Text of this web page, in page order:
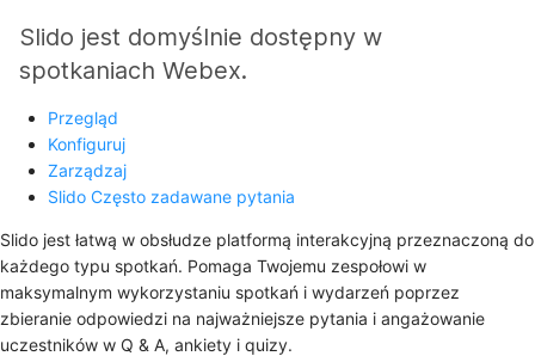
Slido jest domyślnie dostępny w
spotkaniach Webex.
Przegląd
Konfiguruj
Zarządzaj
Slido Często zadawane pytania
Slido jest łatwą w obsłudze platformą interakcyjną przeznaczoną do
każdego typu spotkań. Pomaga Twojemu zespołowi w
maksymalnym wykorzystaniu spotkań i wydarzeń poprzez
zbieranie odpowiedzi na najważniejsze pytania i angażowanie
uczestników w Q & A, ankiety i quizy.